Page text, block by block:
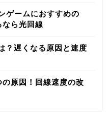
ゲームにおすすめの
なら光回線
？遅くなる原因と速度
原因！回線速度の改